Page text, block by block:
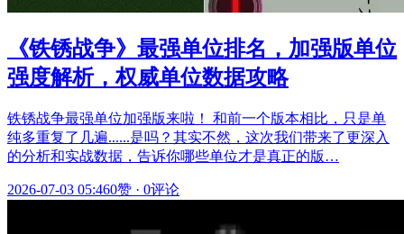
《铁锈战争》最强单位排名，加强版单位
强度解析，权威单位数据攻略
铁锈战争最强单位加强版来啦！ 和前一个版本相比，只是单
纯多重复了几遍......是吗？其实不然，这次我们带来了更深入
的分析和实战数据，告诉你哪些单位才是真正的版…
2026-07-03 05:460赞 · 0评论